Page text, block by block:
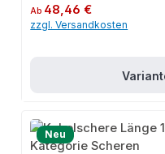
Regulärer Preis:
Ab 48,46 €
zzgl. Versandkosten
Neu